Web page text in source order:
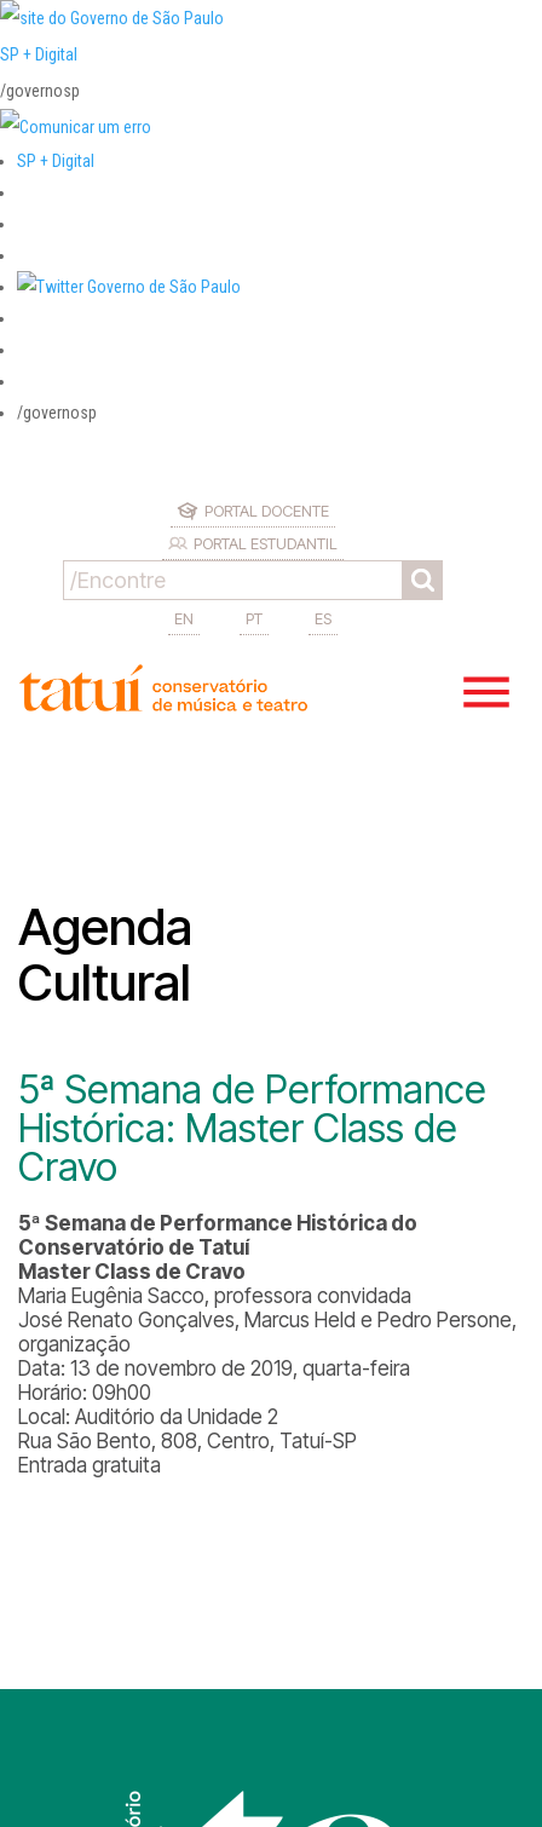
SP + Digital
/governosp
SP + Digital
/governosp
PORTAL DOCENTE
PORTAL ESTUDANTIL
EN PT ES
Agenda
Cultural
5ª Semana de Performance
Histórica: Master Class de
Cravo
5ª Semana de Performance Histórica do
Conservatório de Tatuí
Master Class de Cravo
Maria Eugênia Sacco, professora convidada
José Renato Gonçalves, Marcus Held e Pedro Persone,
organização
Data: 13 de novembro de 2019, quarta-feira
Horário: 09h00
Local: Auditório da Unidade 2
Rua São Bento, 808, Centro, Tatuí-SP
Entrada gratuita